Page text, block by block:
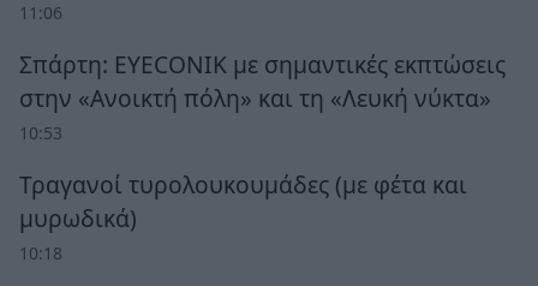
11:06
Σπάρτη: EYECONIK με σημαντικές εκπτώσεις
στην «Ανοικτή πόλη» και τη «Λευκή νύκτα»
10:53
Τραγανοί τυρολουκουμάδες (με φέτα και
μυρωδικά)
10:18